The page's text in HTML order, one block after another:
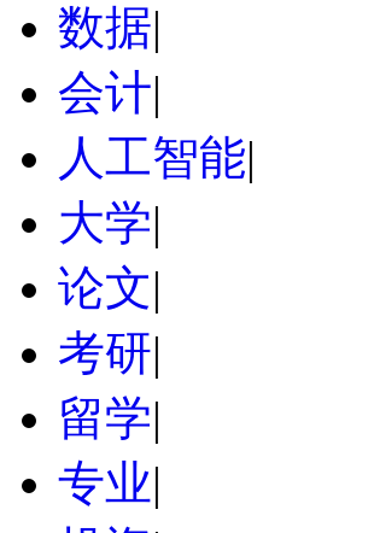
数据|
会计|
人工智能|
大学|
论文|
考研|
留学|
专业|